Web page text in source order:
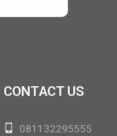
CONTACT US
081132295555